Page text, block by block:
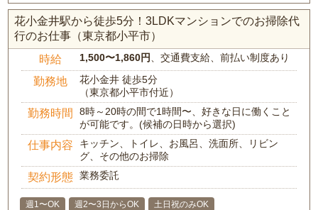
花小金井駅から徒歩5分！3LDKマンションでのお掃除代
行のお仕事（東京都小平市）
時給 1,500〜1,860円 、交通費支給、前払い制度あり
勤務地
花小金井 徒歩5分
（東京都小平市付近）
勤務時間
8時～20時の間で1時間〜、好きな日に働くこと
が可能です。(候補の日時から選択)
仕事内容
キッチン、トイレ、お風呂、洗面所、リビン
グ、その他のお掃除
契約形態 業務委託
週1〜OK 週2〜3日からOK
土日祝のみOK